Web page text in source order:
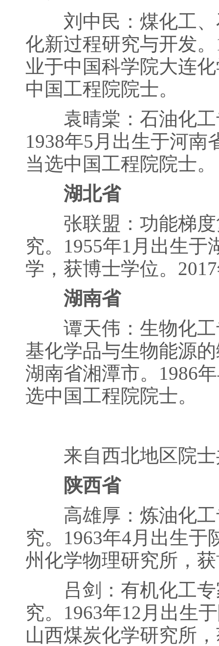
刘中民：煤化工、
化新过程研究与开发
业于中国科学院大连
中国工程院院士。
袁晴棠：石油化工
1938年5月出生于河南
当选中国工程院院士。
湖北省
张联盟：功能梯度
究。1955年1月出生于
学，获博士学位。
湖南省
谭天伟：生物化工
基化学品与生物能源
湖南省湘潭市。1986
选中国工程院院士。
来自西北地区院士
陕西省
高雄厚：炼油化工
究。1963年4月出生于
州化学物理研究所，
吕剑：有机化工专
究。1963年12月出生
山西煤炭化学研究所